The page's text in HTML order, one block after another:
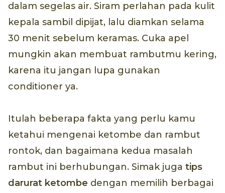
dalam segelas air. Siram perlahan pada kulit
kepala sambil dipijat, lalu diamkan selama
30 menit sebelum keramas. Cuka apel
mungkin akan membuat rambutmu kering,
karena itu jangan lupa gunakan
conditioner ya.
Itulah beberapa fakta yang perlu kamu
ketahui mengenai ketombe dan rambut
rontok, dan bagaimana kedua masalah
rambut ini berhubungan. Simak juga tips
darurat ketombe dengan memilih berbagai